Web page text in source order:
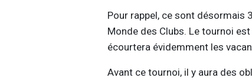
Pour rappel, ce sont désormais
Monde des Clubs. Le tournoi
écourtera évidemment les
Avant ce tournoi, il y aura des